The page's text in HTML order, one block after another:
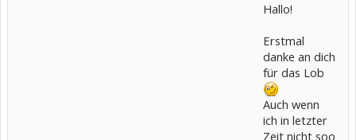
Hallo!
Erstmal
danke an dich
für das Lob
Auch wenn
ich in letzter
Zeit nicht soo